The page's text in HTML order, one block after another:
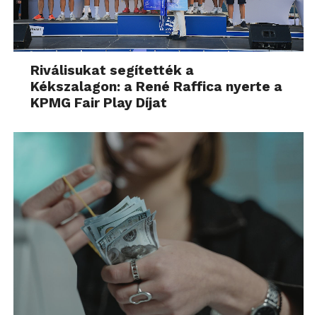
Riválisukat segítették a
Kékszalagon: a René Raffica nyerte a
KPMG Fair Play Díjat